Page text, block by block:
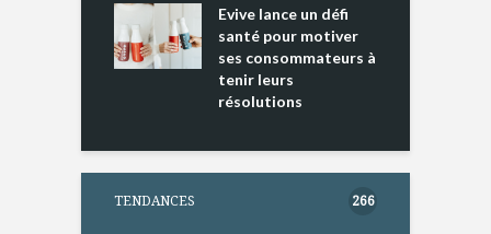
Evive lance un défi
santé pour motiver
ses consommateurs à
tenir leurs
résolutions
TENDANCES 266